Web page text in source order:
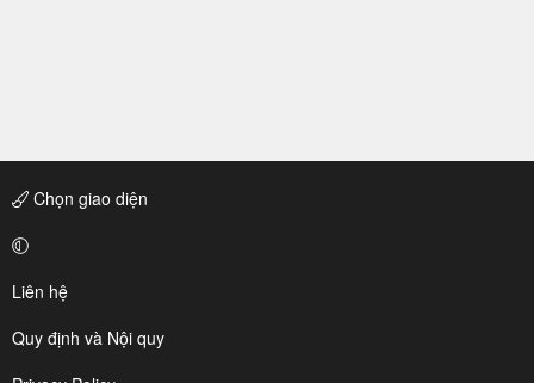
Chọn giao diện
Liên hệ
Quy định và Nội quy